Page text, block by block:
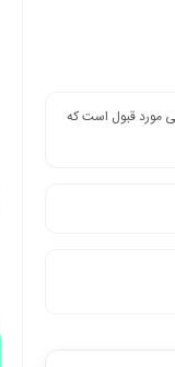
مورد قبول است که